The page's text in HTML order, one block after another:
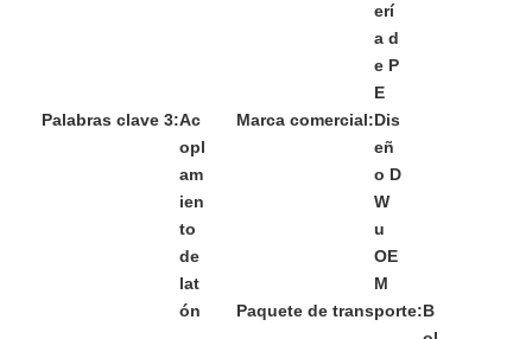
erí
a d
e P
E
Palabras clave 3:Ac
opl
am
ien
to
de
lat
ón
Marca comercial:Dis
eñ
o D
W
u
OE
M
Paquete de transporte:B